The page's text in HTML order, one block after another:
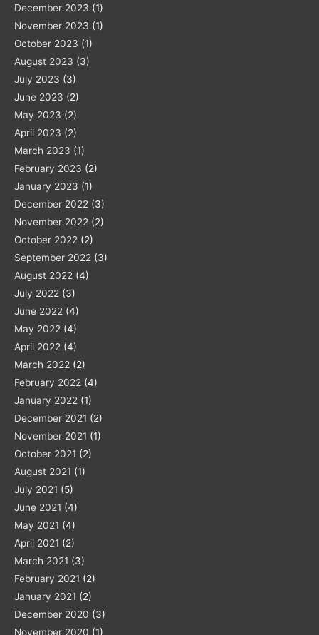
December 2023 (1)
November 2023 (1)
October 2023 (1)
August 2023 (3)
July 2023 (3)
June 2023 (2)
May 2023 (2)
April 2023 (2)
March 2023 (1)
February 2023 (2)
January 2023 (1)
December 2022 (3)
November 2022 (2)
October 2022 (2)
September 2022 (3)
August 2022 (4)
July 2022 (3)
June 2022 (4)
May 2022 (4)
April 2022 (4)
March 2022 (2)
February 2022 (4)
January 2022 (1)
December 2021 (2)
November 2021 (1)
October 2021 (2)
August 2021 (1)
July 2021 (5)
June 2021 (4)
May 2021 (4)
April 2021 (2)
March 2021 (3)
February 2021 (2)
January 2021 (2)
December 2020 (3)
November 2020 (1)